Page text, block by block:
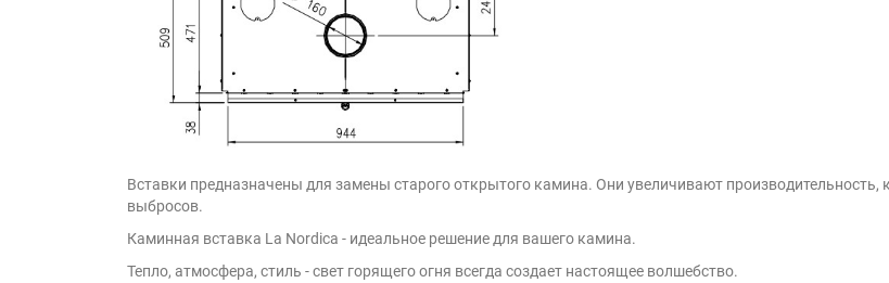
Вставки предназначены для замены старого открытого камина. Они увеличивают производительность,
выбросов.
Каминная вставка La Nordica - идеальное решение для вашего камина.
Тепло, атмосфера, стиль - свет горящего огня всегда создает настоящее волшебство.